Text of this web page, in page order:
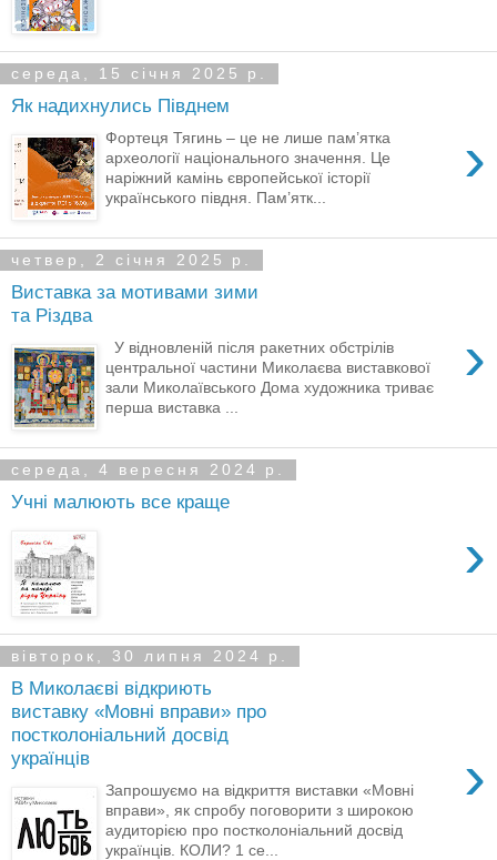
середа, 15 січня 2025 р.
Як надихнулись Півднем
›
Фортеця Тягинь – це не лише пам’ятка
археології національного значення. Це
наріжний камінь європейської історії
українського півдня. Пам’ятк...
четвер, 2 січня 2025 р.
Виставка за мотивами зими
та Різдва
›
У відновленій після ракетних обстрілів
центральної частини Миколаєва виставкової
зали Миколаївського Дома художника триває
перша виставка ...
середа, 4 вересня 2024 р.
Учні малюють все краще
›
вівторок, 30 липня 2024 р.
В Миколаєві відкриють
виставку «Мовні вправи» про
постколоніальний досвід
українців
›
Запрошуємо на відкриття виставки «Мовні
вправи», як спробу поговорити з широкою
аудиторією про постколоніальний досвід
українців. КОЛИ? 1 се...